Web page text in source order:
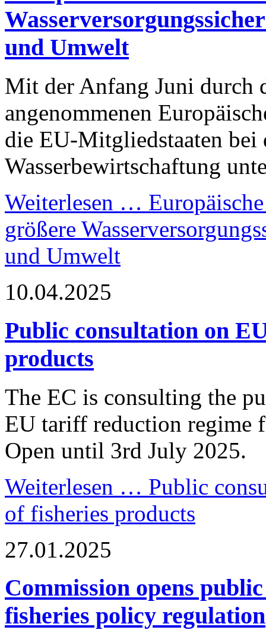
und Umwelt
Mit der Anfang Juni durch
angenommenen
die EU-Mitgliedstaaten bei
Wasserbewirtschaftung
Weiterlesen …
größere
und Umwelt
10.04.2025
Public consultation on
products
The EC is consulting the
EU tariff reduction regime
Open until 3rd July 2025.
Weiterlesen … Public
of fisheries products
27.01.2025
Commission opens
fisheries policy regulation